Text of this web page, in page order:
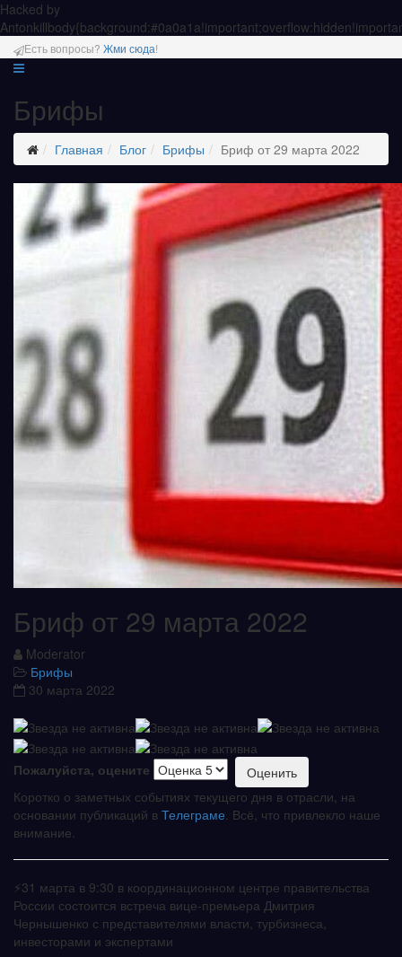
Hacked by
Antonkill
Есть вопросы? Жми сюда!
Брифы
Главная Блог Брифы Бриф от 29 марта 2022
Бриф от 29 марта 2022
Moderator
Брифы
30 марта 2022
Пожалуйста, оцените
Коротко о заметных событиях текущего дня в отрасли, на
основании публикаций в Телеграме . Всё, что привлекло наше
внимание.
⚡️31 марта в 9:30 в координационном центре правительства
России состоится встреча вице-премьера Дмитрия
Чернышенко с представителями власти, турбизнеса,
инвесторами и экспертами